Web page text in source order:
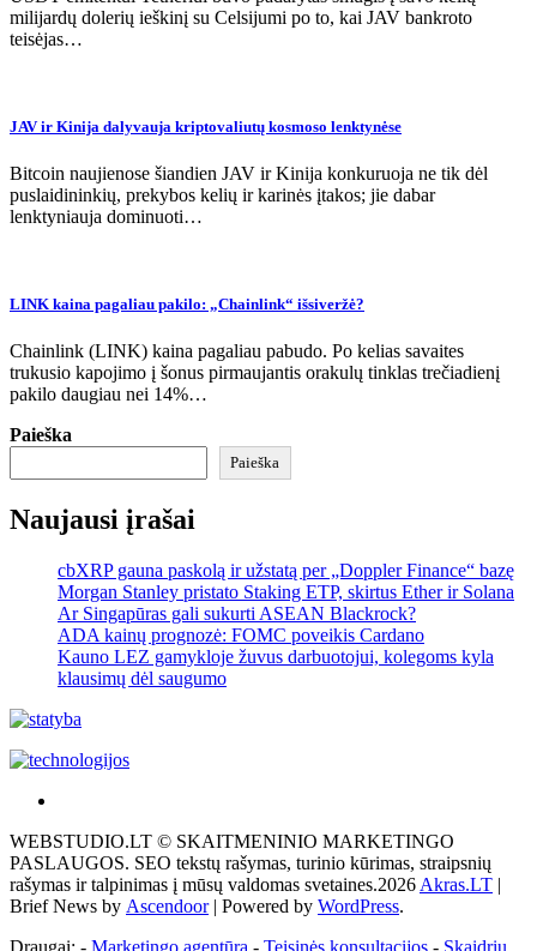
milijardų dolerių ieškinį su Celsijumi po to, kai JAV bankroto
teisėjas…
JAV ir Kinija dalyvauja kriptovaliutų kosmoso lenktynėse
Bitcoin naujienose šiandien JAV ir Kinija konkuruoja ne tik dėl
puslaidininkių, prekybos kelių ir karinės įtakos; jie dabar
lenktyniauja dominuoti…
LINK kaina pagaliau pakilo: „Chainlink“ išsiveržė?
Chainlink (LINK) kaina pagaliau pabudo. Po kelias savaites
trukusio kapojimo į šonus pirmaujantis orakulų tinklas trečiadienį
pakilo daugiau nei 14%…
Paieška
Paieška
Naujausi įrašai
cbXRP gauna paskolą ir užstatą per „Doppler Finance“ bazę
Morgan Stanley pristato Staking ETP, skirtus Ether ir Solana
Ar Singapūras gali sukurti ASEAN Blackrock?
ADA kainų prognozė: FOMC poveikis Cardano
Kauno LEZ gamykloje žuvus darbuotojui, kolegoms kyla
klausimų dėl saugumo
tai
žemės
ploto
matavimo
WEBSTUDIO.LT © SKAITMENINIO MARKETINGO
PASLAUGOS. SEO tekstų rašymas, turinio kūrimas, straipsnių
rašymas ir talpinimas į mūsų valdomas svetaines.2026 Akras.LT |
Brief News by Ascendoor| Powered by WordPress.
Draugai: - Marketingo agentūra - Teisinės konsultacijos - Skaidrių